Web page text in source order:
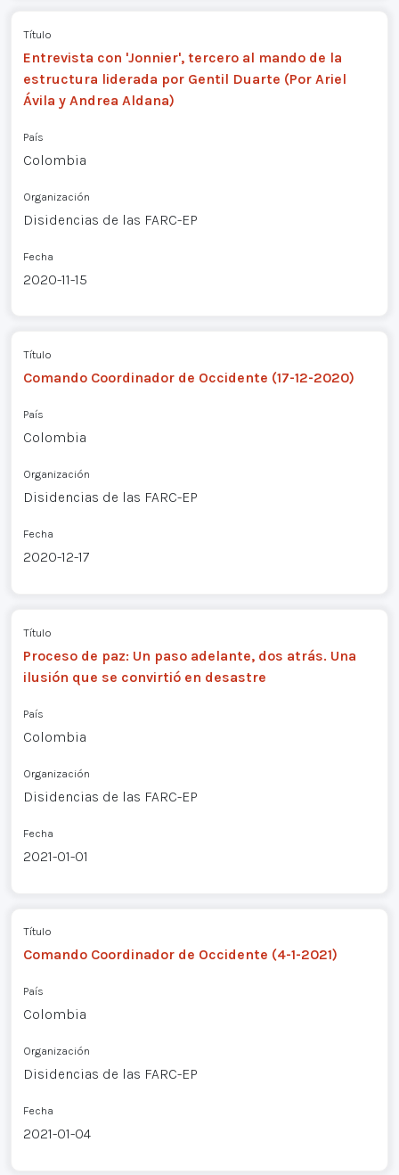
Título
Entrevista con 'Jonnier', tercero al mando de la
estructura liderada por Gentil Duarte (Por Ariel
Ávila y Andrea Aldana)
País
Colombia
Organización
Disidencias de las FARC-EP
Fecha
2020-11-15
Título
Comando Coordinador de Occidente (17-12-2020)
País
Colombia
Organización
Disidencias de las FARC-EP
Fecha
2020-12-17
Título
Proceso de paz: Un paso adelante, dos atrás. Una
ilusión que se convirtió en desastre
País
Colombia
Organización
Disidencias de las FARC-EP
Fecha
2021-01-01
Título
Comando Coordinador de Occidente (4-1-2021)
País
Colombia
Organización
Disidencias de las FARC-EP
Fecha
2021-01-04